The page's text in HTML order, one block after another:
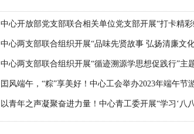
中心开放部党支部联合相关单位党支部开展“打卡精
中心两支部联合组织开展“品味先贤故事 弘扬清廉文
中心两支部联合组织开展“循迹溯源学思想促践行”主
囯风端午，“粽”享美好！中心工会举办2023年端午节
以青年之声凝聚奋进力量！中心青工委开展“学习‘八